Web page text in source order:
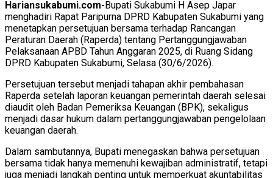
Hariansukabumi.com-Bupati Sukabumi H Asep Japar
menghadiri Rapat Paripurna DPRD Kabupaten Sukabumi yang
menetapkan persetujuan bersama terhadap Rancangan
Peraturan Daerah (Raperda) tentang Pertanggungjawaban
Pelaksanaan APBD Tahun Anggaran 2025, di Ruang Sidang
DPRD Kabupaten Sukabumi, Selasa (30/6/2026).
Persetujuan tersebut menjadi tahapan akhir pembahasan
Raperda setelah laporan keuangan pemerintah daerah selesai
diaudit oleh Badan Pemeriksa Keuangan (BPK), sekaligus
menjadi dasar hukum dalam pertanggungjawaban pengelolaan
keuangan daerah.
Dalam sambutannya, Bupati menegaskan bahwa persetujuan
bersama tidak hanya memenuhi kewajiban administratif, tetapi
juga menjadi langkah penting untuk memperkuat akuntabilitas